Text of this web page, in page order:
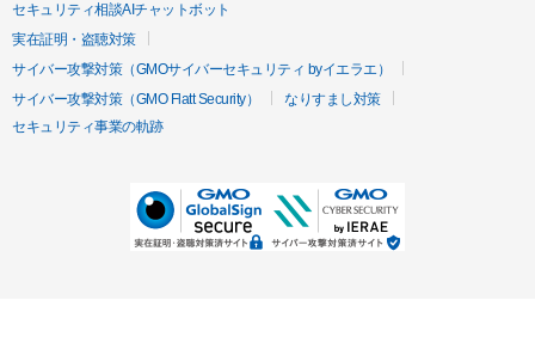
セキュリティ相談AIチャットボット
実在証明・盗聴対策
サイバー攻撃対策（GMOサイバーセキュリティ byイエラエ）
サイバー攻撃対策（GMO Flatt Security）
なりすまし対策
セキュリティ事業の軌跡